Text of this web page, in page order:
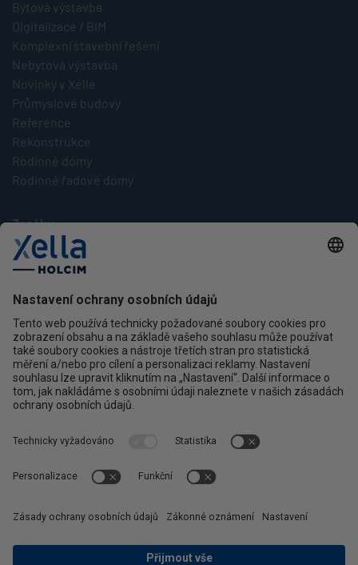
Bytová výstavba
Digitalizace / BIM
Komplexní stavební řešení
Nebytová výstavba
Novinky v Xelle
Průmyslové budovy
Reference
Rekonstrukce
Rodinné domy
Rodinné řadové domy
Značky
Multipor
Silka
Kontakt
Ochrana osobních údajů